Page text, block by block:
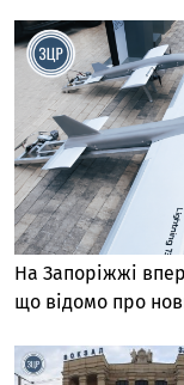
На Запоріжжі
що відомо про